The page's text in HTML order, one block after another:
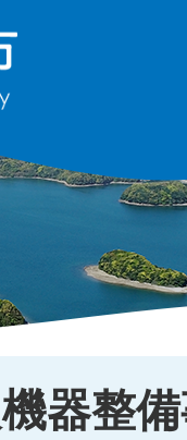
器整